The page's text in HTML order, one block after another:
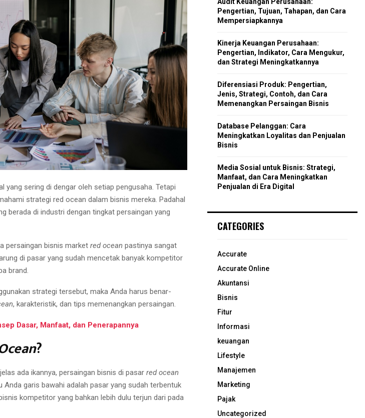
yang sering di dengar oleh setiap pengusaha. Tetapi
strategi red ocean dalam bisnis mereka. Padahal
berada di industri dengan tingkat persaingan yang
persaingan bisnis market red ocean pastinya sangat
di pasar yang sudah mencetak banyak kompetitor
brand.
strategi tersebut, maka Anda harus benar-
, karakteristik, dan tips memenangkan persaingan.
Dasar, Manfaat, dan Penerapannya
?
ada ikannya, persaingan bisnis di pasar red ocean
garis bawahi adalah pasar yang sudah terbentuk
kompetitor yang bahkan lebih dulu terjun dari pada
r
:
R
Pengertian, Tujuan, Tahapan, dan Cara
Mempersiapkannya
Kinerja Keuangan Perusahaan:
Pengertian, Indikator, Cara Mengukur,
dan Strategi Meningkatkannya
Diferensiasi Produk: Pengertian,
Jenis, Strategi, Contoh, dan Cara
Memenangkan Persaingan Bisnis
Database Pelanggan: Cara
Meningkatkan Loyalitas dan Penjualan
Bisnis
Media Sosial untuk Bisnis: Strategi,
Manfaat, dan Cara Meningkatkan
Penjualan di Era Digital
CATEGORIES
Accurate
Accurate Online
Akuntansi
Bisnis
Fitur
Informasi
keuangan
Lifestyle
Manajemen
Marketing
Pajak
Uncategorized